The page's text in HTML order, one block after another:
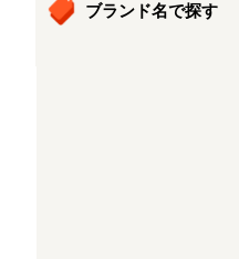
ブランド名で探す